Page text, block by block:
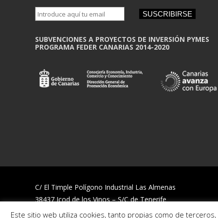
SUSCRIBIRSE
SUBVENCIONES A PROYECTOS DE INVERSIÓN PYMES
PROGRAMA FEDER CANARIAS 2014-2020
C/ El Timple Polígono Industrial Las Almenas
38437 Icod de los Vinos – S/C de Tenerife
Telf:922 812 394
Este sitio web utiliza cookies, tanto propias como de